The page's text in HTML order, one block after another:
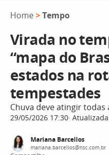
Home >Tempo
Virada no
“mapa do
estados na
tempestades
Chuva deve atingir
29/05/2026 17:30
Mariana Barcellos
mariana.barcellos@nsc.com.br